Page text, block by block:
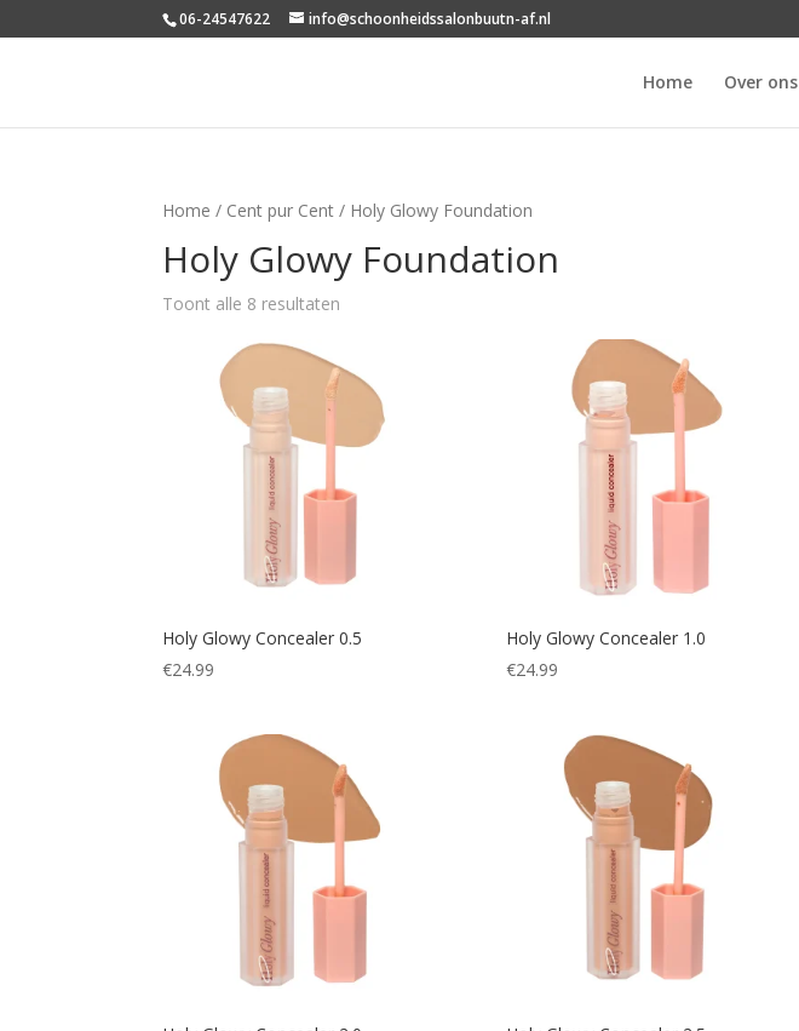
06-24547622 info@schoonheidssalonbuutn-af.nl
Home Over ons
Home / Cent pur Cent / Holy Glowy Foundation
Holy Glowy Foundation
Toont alle 8 resultaten
Holy Glowy Concealer 0.5
€24.99
Holy Glowy Concealer 1.0
€24.99